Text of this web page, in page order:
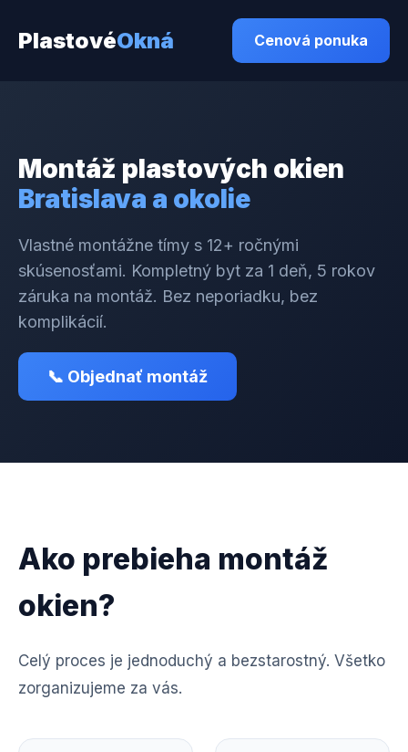
PlastovéOkná Cenová ponuka
Montáž plastových okien
Bratislava a okolie
Vlastné montážne tímy s 12+ ročnými
skúsenosťami. Kompletný byt za 1 deň, 5 rokov
záruka na montáž. Bez neporiadku, bez
komplikácií.
📞 Objednať montáž
Ako prebieha montáž
okien?
Celý proces je jednoduchý a bezstarostný. Všetko
zorganizujeme za vás.